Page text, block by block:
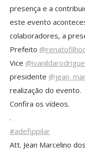
presença e a
este evento
colaboradores, a
Prefeito
Vice
presidente
realização do evento.
Confira os vídeos.
.
#adefippilar
Att. Jean Marcelino